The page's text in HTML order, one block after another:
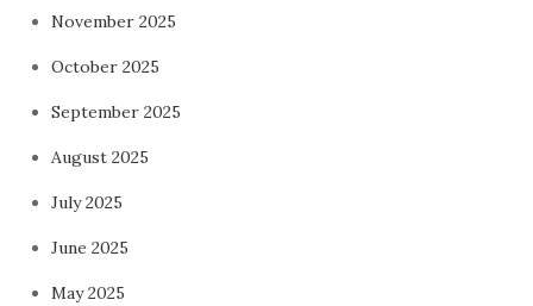
November 2025
October 2025
September 2025
August 2025
July 2025
June 2025
May 2025